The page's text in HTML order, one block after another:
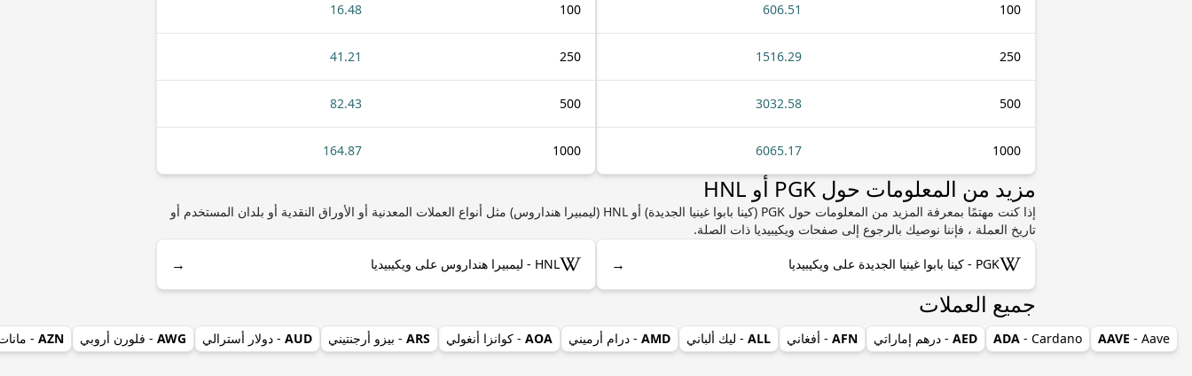
100
606.51
250
1516.29
500
3032.58
1000
6065.17
100
16.48
250
41.21
500
82.43
1000
164.87
مزيد من المعلومات حول PGK أو HNL
إذا كنت مهتمًا بمعرفة المزيد من المعلومات حول PGK (كينا بابوا غينيا الجديدة) أو HNL (ليمبيرا هنداروس) مثل أنواع العملات المعدنية أو الأوراق النقدية أو بلدان المستخدم أو
تاريخ العملة ، فإننا نوصيك بالرجوع إلى صفحات ويكيبيديا ذات الصلة.
PGK - كينا بابوا غينيا الجديدة على ويكيبيديا → HNL - ليمبيرا هنداروس على ويكيبيديا →
جميع العملات
AAVE - Aave
ADA - Cardano
AED - درهم إماراتي AFN - أفغاني ALL - ليك ألباني AMD - درام أرميني AOA - كوانزا أنغولي ARS - بيزو أرجنتيني AUD - دولار أسترالي AWG - فلورن أروبي AZN
-